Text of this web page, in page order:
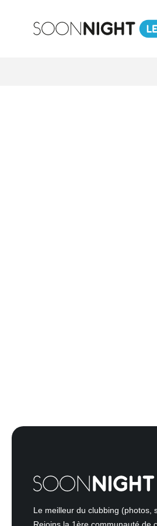
Le meilleur du clubbing (photos,